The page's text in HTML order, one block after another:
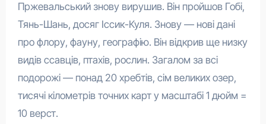
Пржевальський знову вирушив. Він пройшов Гобі,
Тянь-Шань, досяг Іссик-Куля. Знову — нові дані
про флору, фауну, географію. Він відкрив ще низку
видів ссавців, птахів, рослин. Загалом за всі
подорожі — понад 20 хребтів, сім великих озер,
тисячі кілометрів точних карт у масштабі 1 дюйм =
10 верст.